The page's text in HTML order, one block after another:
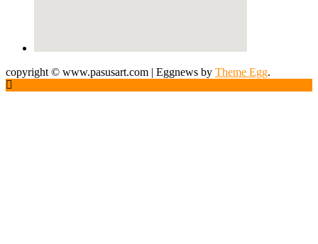
copyright © www.pasusart.com | Eggnews by Theme Egg.